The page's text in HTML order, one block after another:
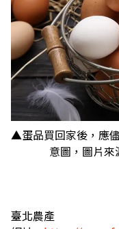
▲蛋品買回家後，應
意圖，圖片
臺北農產